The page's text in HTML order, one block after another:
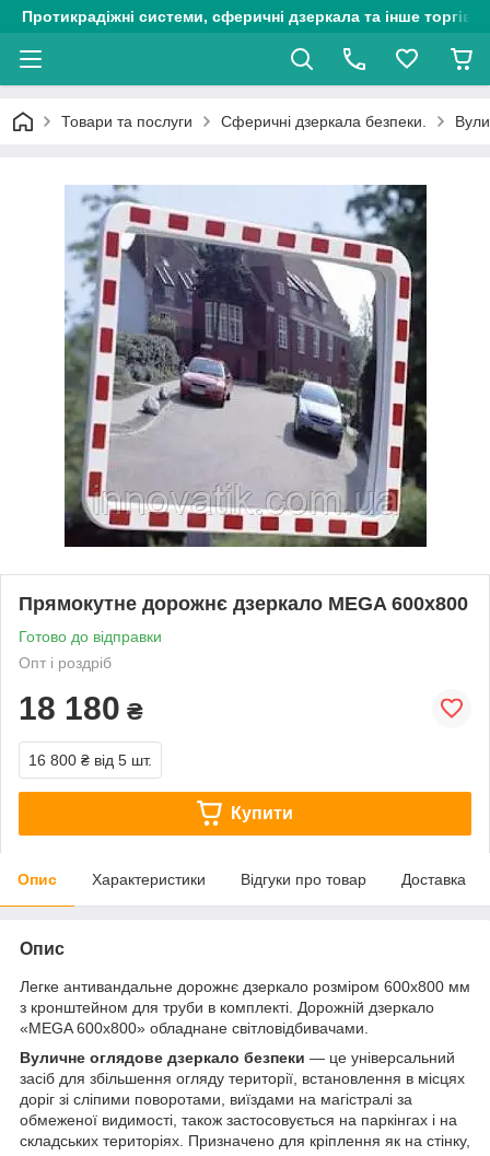
Протикрадіжні системи, сферичні дзеркала та інше
Товари та послуги Сферичні дзеркала безпеки.
Прямокутне дорожнє дзеркало MEGA 600х800
Готово до відправки
Опт і роздріб
18 180 ₴
16 800 ₴ від 5 шт.
Купити
Опис Характеристики Відгуки про товар Доставка
Опис
Легке антивандальне дорожнє дзеркало розміром 600х800 мм
з кронштейном для труби в комплекті. Дорожній дзеркало
«MEGA 600х800» обладнане світловідбивачами.
Вуличне оглядове дзеркало безпеки — це універсальний
засіб для збільшення огляду території, встановлення в місцях
доріг зі сліпими поворотами, виїздами на магістралі за
обмеженої видимості, також застосовується на паркінгах і на
складських територіях. Призначено для кріплення як на стінку,